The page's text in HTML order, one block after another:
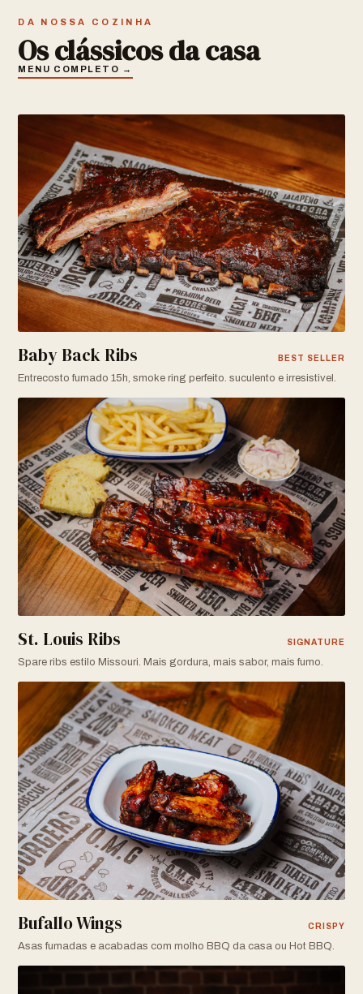
DA NOSSA COZINHA
Os clássicos da casa
MENU COMPLETO →
Baby Back Ribs BEST SELLER
Entrecosto fumado 15h, smoke ring perfeito. suculento e irresistivel.
St. Louis Ribs SIGNATURE
Spare ribs estilo Missouri. Mais gordura, mais sabor, mais fumo.
Bufallo Wings CRISPY
Asas fumadas e acabadas com molho BBQ da casa ou Hot BBQ.